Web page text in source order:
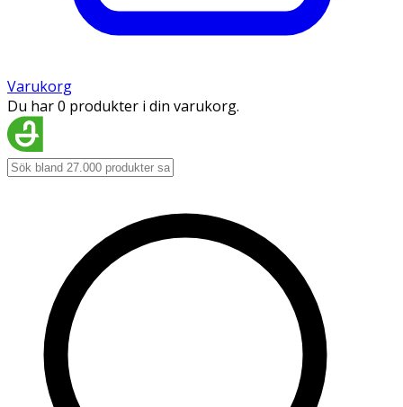
Varukorg
Du har 0 produkter i din varukorg.